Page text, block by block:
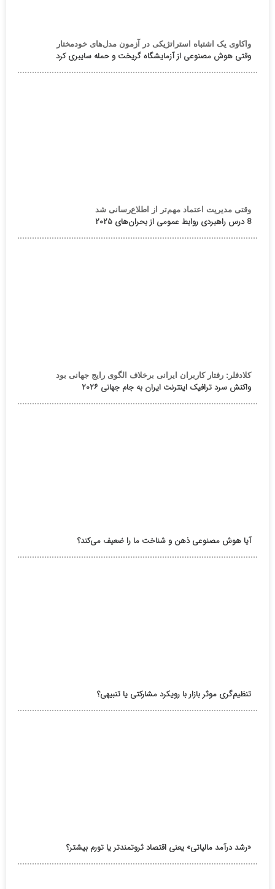
واکاوی یک اشتباه استراتژیکی در آزمون مدل‌های خودمختار
وقتی هوش مصنوعی از آزمایشگاه گریخت و حمله سایبری کرد
وقتی مدیریت اعتماد مهم‌تر از اطلاع‌رسانی شد
8 درس راهبردی روابط عمومی از بحران‌های ۲۰۲۵
کلادفلر: رفتار کاربران ایرانی برخلاف الگوی رایج جهانی بود
واکنش سرد ترافیک اینترنت ایران به جام جهانی ۲۰۲۶
آیا هوش مصنوعی ذهن و شناخت ما را ضعیف می‌کند؟
تنظیم‌گری موثر بازار با رویکرد مشارکتی یا تنبیهی؟
«رشد درآمد مالیاتی» یعنی اقتصاد ثروتمندتر یا تورم بیشتر؟